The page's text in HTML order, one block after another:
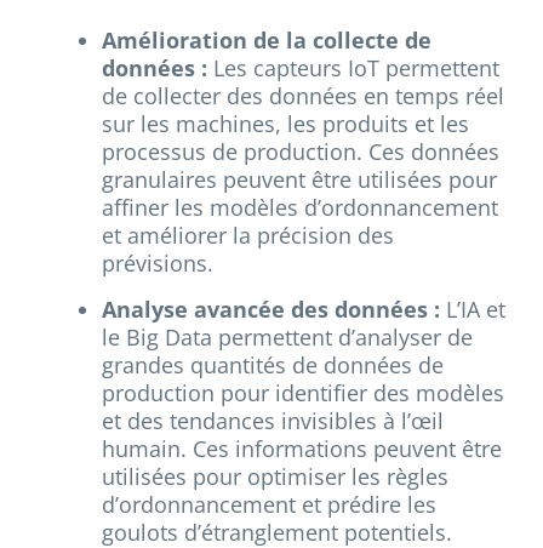
Amélioration de la collecte de
données : Les capteurs IoT permettent
de collecter des données en temps réel
sur les machines, les produits et les
processus de production. Ces données
granulaires peuvent être utilisées pour
affiner les modèles d’ordonnancement
et améliorer la précision des
prévisions.
Analyse avancée des données : L’IA et
le Big Data permettent d’analyser de
grandes quantités de données de
production pour identifier des modèles
et des tendances invisibles à l’œil
humain. Ces informations peuvent être
utilisées pour optimiser les règles
d’ordonnancement et prédire les
goulots d’étranglement potentiels.